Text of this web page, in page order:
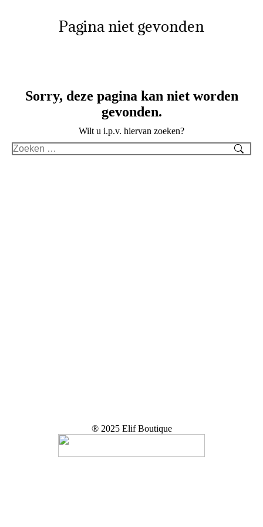
Pagina niet gevonden
Sorry, deze pagina kan niet worden
gevonden.
Wilt u i.p.v. hiervan zoeken?
Search:
® 2025 Elif Boutique